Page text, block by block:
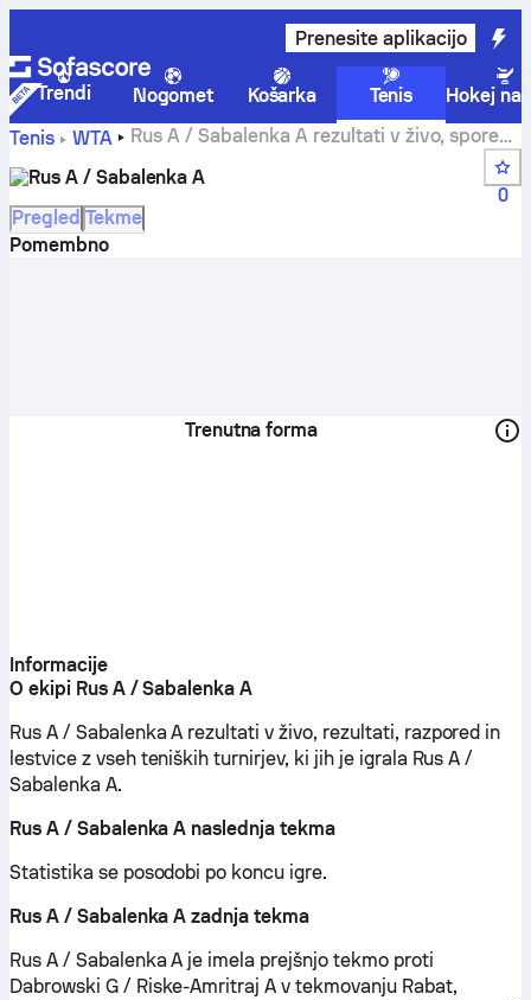
Prenesite aplikacijo
Trendi Nogomet Košarka Tenis
Hokej na
Tenis
WTA
Rus A / Sabalenka A rezultati v živo, sporedi
Rus A / Sabalenka A
0
Pregled Tekme
Pomembno
Trenutna forma
Informacije
O ekipi Rus A / Sabalenka A
Rus A / Sabalenka A rezultati v živo, rezultati, razpored in
lestvice z vseh teniških turnirjev, ki jih je igrala Rus A /
Sabalenka A.
Rus A / Sabalenka A naslednja tekma
Statistika se posodobi po koncu igre.
Rus A / Sabalenka A zadnja tekma
Rus A / Sabalenka A je imela prejšnjo tekmo proti
Dabrowski G / Riske-Amritraj A v tekmovanju Rabat,